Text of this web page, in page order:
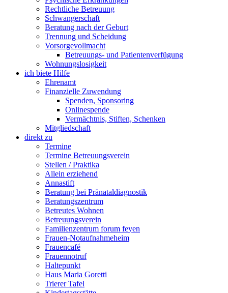
Rechtliche Betreuung
Schwangerschaft
Beratung nach der Geburt
Trennung und Scheidung
Vorsorgevollmacht
Betreuungs- und Patientenverfügung
Wohnungslosigkeit
ich biete Hilfe
Ehrenamt
Finanzielle Zuwendung
Spenden, Sponsoring
Onlinespende
Vermächtnis, Stiften, Schenken
Mitgliedschaft
direkt zu
Termine
Termine Betreuungsverein
Stellen / Praktika
Allein erziehend
Annastift
Beratung bei Pränataldiagnostik
Beratungszentrum
Betreutes Wohnen
Betreuungsverein
Familienzentrum forum feyen
Frauen-Notaufnahmeheim
Frauencafé
Frauennotruf
Haltepunkt
Haus Maria Goretti
Trierer Tafel